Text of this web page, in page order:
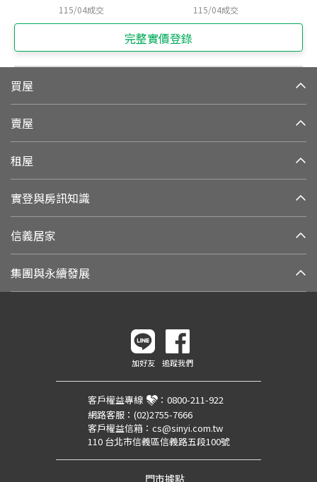
115/04成交 115/04成交
完整實價登錄
買屋
賣屋
租屋
實登與房訊知識
信義居家
集團與永續發展
加好友 追蹤我們
客戶權益專線 ： 0800-211-922
網路客服： (02)2755-7666
客戶權益信箱： cs@sinyi.com.tw
110 台北市信義區信義路五段100號
門市據點